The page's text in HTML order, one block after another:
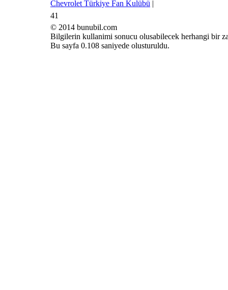
Chevrolet Türkiye Fan Kulübü |
41
© 2014 bunubil.com
Bilgilerin kullanimi sonucu olusabilecek herhangi bir
Bu sayfa 0.108 saniyede olusturuldu.